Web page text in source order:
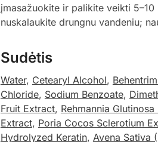
įmasažuokite ir palikite veikti
nuskalaukite drungnu vandeniu;
Sudėtis
Water, Cetearyl Alcohol,
Chloride, Sodium Benzoate,
Fruit Extract, Rehmannia
Extract, Poria Cocos Sclerotium
Hydrolyzed Keratin, Avena Sativa